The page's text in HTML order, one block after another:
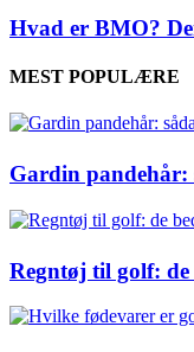
Hvad er BMO?
MEST POPULÆRE
Gardin pandehår:
Regntøj til golf: